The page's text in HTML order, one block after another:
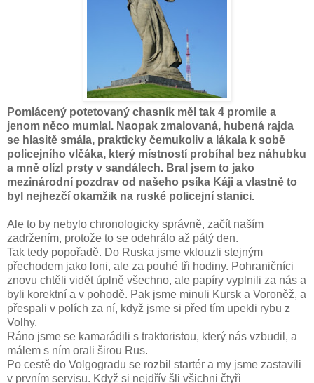
Pomlácený potetovaný chasník měl tak 4 promile a
jenom něco mumlal. Naopak zmalovaná, hubená rajda
se hlasitě smála, prakticky čemukoliv a lákala k sobě
policejního vlčáka, který místností probíhal bez náhubku
a mně olízl prsty v sandálech. Bral jsem to jako
mezinárodní pozdrav od našeho psíka Káji a vlastně to
byl nejhezčí okamžik na ruské policejní stanici.
Ale to by nebylo chronologicky správně, začít naším
zadržením, protože to se odehrálo až pátý den.
Tak tedy popořadě. Do Ruska jsme vklouzli stejným
přechodem jako loni, ale za pouhé tři hodiny. Pohraničníci
znovu chtěli vidět úplně všechno, ale papíry vyplnili za nás a
byli korektní a v pohodě. Pak jsme minuli Kursk a Voroněž, a
přespali v polích za ní, když jsme si před tím upekli rybu z
Volhy.
Ráno jsme se kamarádili s traktoristou, který nás vzbudil, a
málem s ním orali širou Rus.
Po cestě do Volgogradu se rozbil startér a my jsme zastavili
v prvním servisu. Když si nejdřív šli všichni čtyři